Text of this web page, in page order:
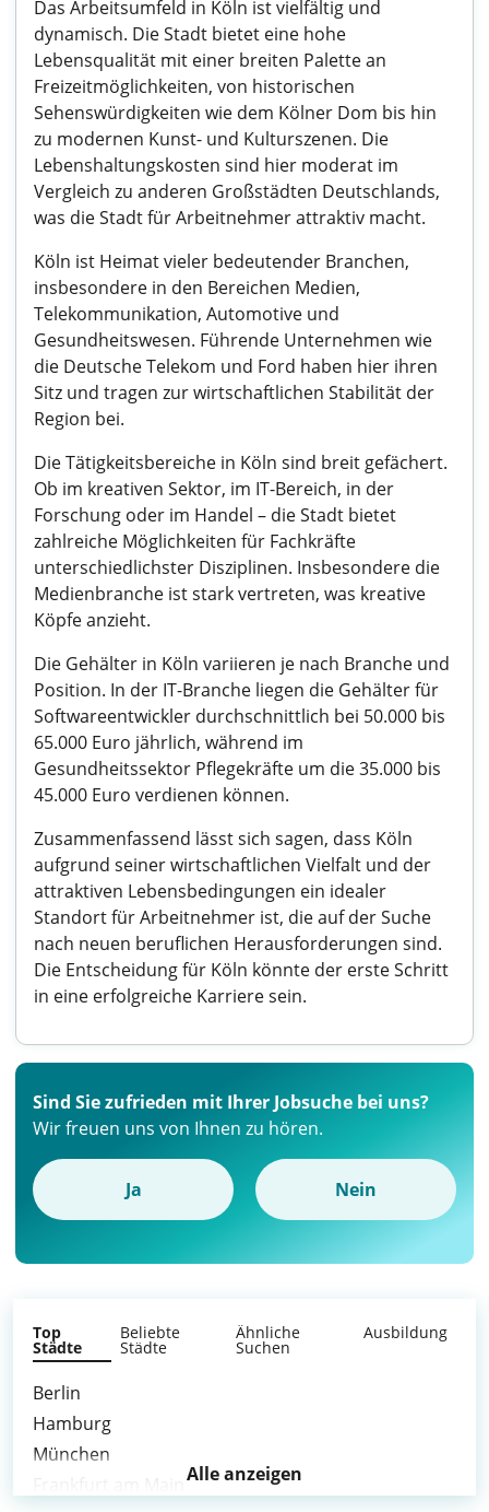
Das Arbeitsumfeld in Köln ist vielfältig und
dynamisch. Die Stadt bietet eine hohe
Lebensqualität mit einer breiten Palette an
Freizeitmöglichkeiten, von historischen
Sehenswürdigkeiten wie dem Kölner Dom bis hin
zu modernen Kunst- und Kulturszenen. Die
Lebenshaltungskosten sind hier moderat im
Vergleich zu anderen Großstädten Deutschlands,
was die Stadt für Arbeitnehmer attraktiv macht.
Köln ist Heimat vieler bedeutender Branchen,
insbesondere in den Bereichen Medien,
Telekommunikation, Automotive und
Gesundheitswesen. Führende Unternehmen wie
die Deutsche Telekom und Ford haben hier ihren
Sitz und tragen zur wirtschaftlichen Stabilität der
Region bei.
Die Tätigkeitsbereiche in Köln sind breit gefächert.
Ob im kreativen Sektor, im IT-Bereich, in der
Forschung oder im Handel – die Stadt bietet
zahlreiche Möglichkeiten für Fachkräfte
unterschiedlichster Disziplinen. Insbesondere die
Medienbranche ist stark vertreten, was kreative
Köpfe anzieht.
Die Gehälter in Köln variieren je nach Branche und
Position. In der IT-Branche liegen die Gehälter für
Softwareentwickler durchschnittlich bei 50.000 bis
65.000 Euro jährlich, während im
Gesundheitssektor Pflegekräfte um die 35.000 bis
45.000 Euro verdienen können.
Zusammenfassend lässt sich sagen, dass Köln
aufgrund seiner wirtschaftlichen Vielfalt und der
attraktiven Lebensbedingungen ein idealer
Standort für Arbeitnehmer ist, die auf der Suche
nach neuen beruflichen Herausforderungen sind.
Die Entscheidung für Köln könnte der erste Schritt
in eine erfolgreiche Karriere sein.
Sind Sie zufrieden mit Ihrer Jobsuche bei uns?
Wir freuen uns von Ihnen zu hören.
Ja Nein
Top
Städte
Beliebte
Städte
Ähnliche
Suchen
Ausbildung
Berlin
Hamburg
München
Alle anzeigen